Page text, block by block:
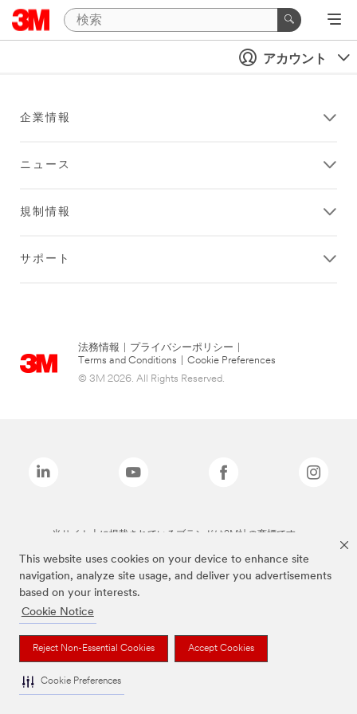
This website uses cookies on your device to enhance site
navigation, analyze site usage, and deliver you advertisements
based on your interests.
Cookie Notice
Reject Non-Essential Cookies Accept Cookies
Cookie Preferences
アカウント
企業情報
ニュース
規制情報
サポート
法務情報 プライバシーポリシー
Terms and Conditions
Cookie Preferences
© 3M 2026. All Rights Reserved.
当サイト上に掲載されているブランドは3M社の商標です。